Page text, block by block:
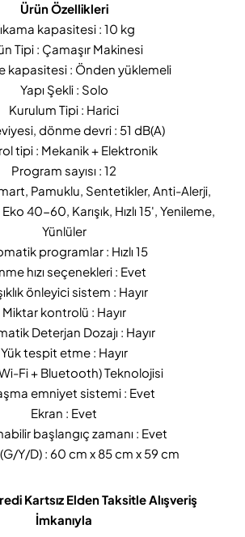
Ürün Özellikleri
kapasitesi : 10 kg
Tipi : Çamaşır Makinesi
kapasitesi : Önden yüklemeli
Yapı Şekli : Solo
Kurulum Tipi : Harici
dönme devri : 51 dB(A)
tipi : Mekanik + Elektronik
Program sayısı : 12
Pamuklu, Sentetikler, Anti-Alerji,
40-60, Karışık, Hızlı 15', Yenileme,
Yünlüler
programlar : Hızlı 15
hızı seçenekleri : Evet
önleyici sistem : Hayır
Miktar kontrolü : Hayır
Deterjan Dozajı : Hayır
Yük tespit etme : Hayır
Fi + Bluetooth) Teknolojisi
emniyet sistemi : Evet
Ekran : Evet
başlangıç zamanı : Evet
Y/D) : 60 cm x 85 cm x 59 cm
Kartsız Elden Taksitle Alışveriş
İmkanıyla